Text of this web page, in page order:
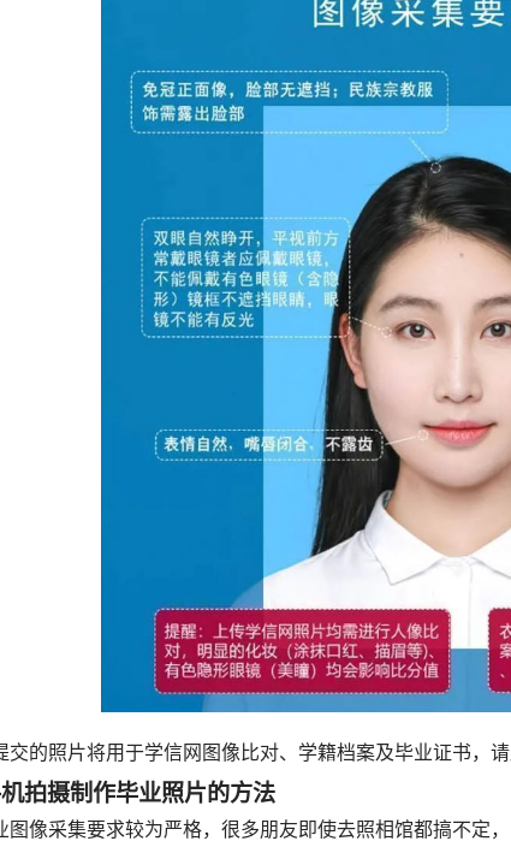
交的照片将用于学信网图像比对、学籍档案及毕业证书，请
拍摄制作毕业照片的方法
图像采集要求较为严格，很多朋友即使去照相馆都搞不定